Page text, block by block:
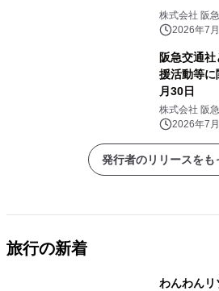
株式会社 阪
2026年7
阪急交通
援活動等
月30日
株式会社 阪
2026年7
発行者のリリースをも
旅行の新着
わんわん